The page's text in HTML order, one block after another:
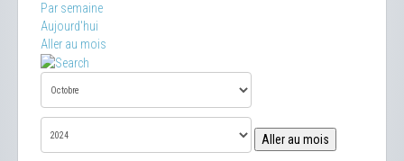
Par semaine
Aujourd'hui
Aller au mois
Aller au mois